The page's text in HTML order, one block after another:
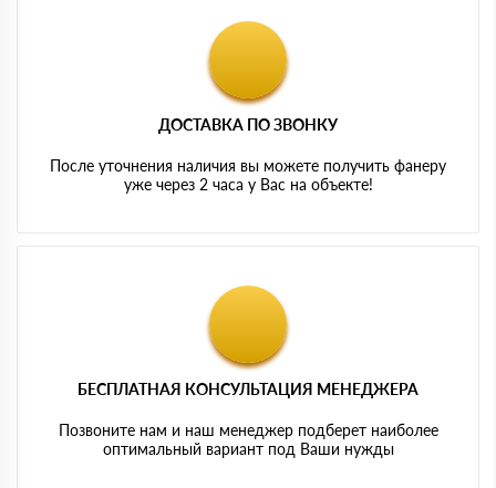
ДОСТАВКА ПО ЗВОНКУ
После уточнения наличия вы можете получить фанеру
уже через 2 часа у Вас на объекте!
БЕСПЛАТНАЯ КОНСУЛЬТАЦИЯ МЕНЕДЖЕРА
Позвоните нам и наш менеджер подберет наиболее
оптимальный вариант под Ваши нужды